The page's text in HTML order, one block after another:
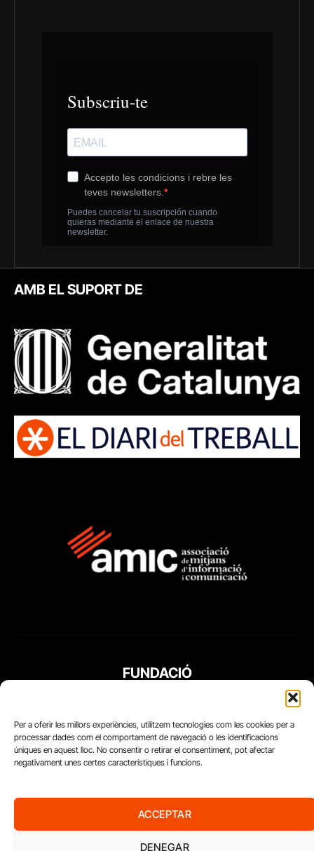
Per a oferir les millors experiències, utilitzem tecnologies com les cookies per a
processar dades com el comportament de navegació o les identificacions
úniques en aquest lloc. No consentir o retirar el consentiment, pot afectar
negativament unes certes característiques i funcions.
ACCEPTAR
DENEGAR
AMB EL SUPORT DE
FUNDACIÓ